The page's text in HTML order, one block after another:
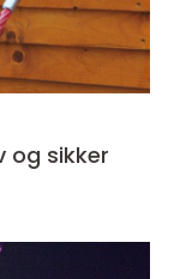
og sikker